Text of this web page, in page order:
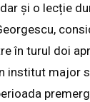
și o lecție
în turul doi
institut major